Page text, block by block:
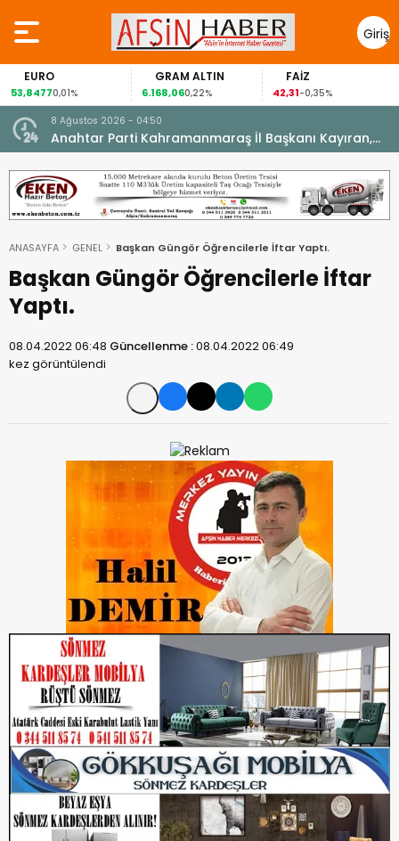
Giriş
Yap
EURO
53,84770,01%
GRAM ALTIN
6.168,060,22%
FAİZ
42,31-0,35%
8 Ağustos 2026 - 04:50
Anahtar Parti Kahramanmaraş İl Başkanı Kayıran,
Afşin Teşkilatı ile buluştu.
ANASAYFA GENEL Başkan Güngör Öğrencilerle İftar Yaptı.
Başkan Güngör Öğrencilerle İftar
Yaptı.
08.04.2022 06:48 Güncellenme :08.04.2022 06:49
kez görüntülendi